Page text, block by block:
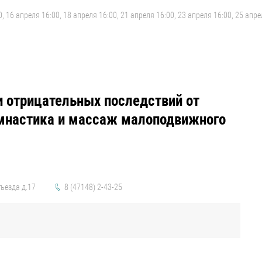
апреля 16:00, 18 апреля 16:00, 21 апреля 16:00, 23 апреля 16:00, 25
последствий от
и массаж малоподвижного
д.17 8 (47148) 2-43-25